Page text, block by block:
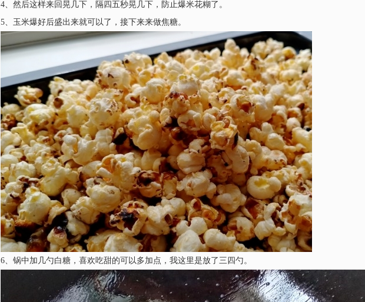
4、然后这样来回晃几下，隔四五秒晃几下，防止爆米花糊了。
5、玉米爆好后盛出来就可以了，接下来来做焦糖。
6、锅中加几勺白糖，喜欢吃甜的可以多加点，我这里是放了三四勺。